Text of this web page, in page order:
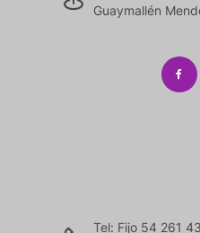
Guaymallén
Tel: Fijo 54 261